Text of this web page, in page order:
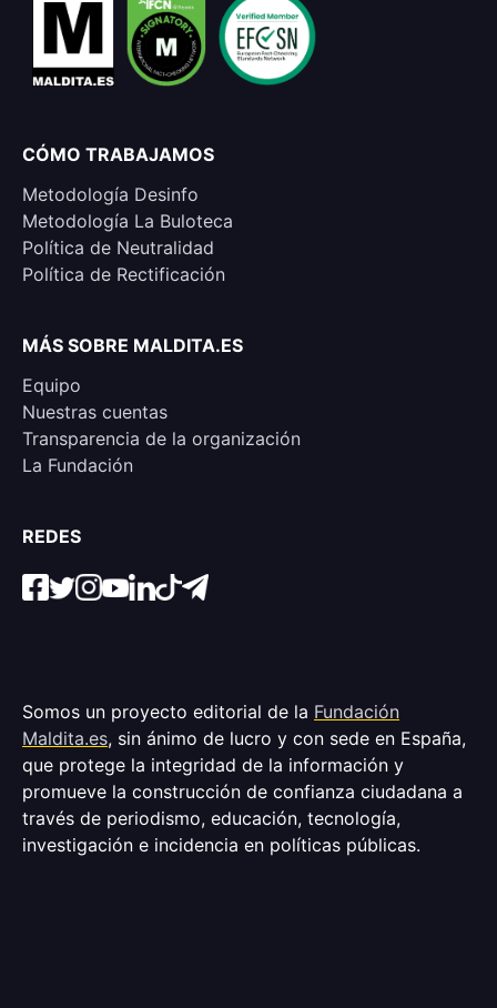
CÓMO TRABAJAMOS
Metodología Desinfo
Metodología La Buloteca
Política de Neutralidad
Política de Rectificación
MÁS SOBRE MALDITA.ES
Equipo
Nuestras cuentas
Transparencia de la organización
La Fundación
REDES
Somos un proyecto editorial de la Fundación
Maldita.es, sin ánimo de lucro y con sede en España,
que protege la integridad de la información y
promueve la construcción de confianza ciudadana a
través de periodismo, educación, tecnología,
investigación e incidencia en políticas públicas.